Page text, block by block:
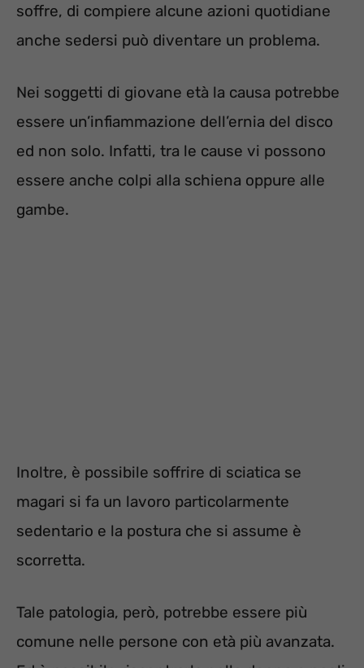
soffre, di compiere alcune azioni quotidiane
anche sedersi può diventare un problema.
Nei soggetti di giovane età la causa potrebbe
essere un’infiammazione dell’ernia del disco
ed non solo. Infatti, tra le cause vi possono
essere anche colpi alla schiena oppure alle
gambe.
Inoltre, è possibile soffrire di sciatica se
magari si fa un lavoro particolarmente
sedentario e la postura che si assume è
scorretta.
Tale patologia, però, potrebbe essere più
comune nelle persone con età più avanzata.